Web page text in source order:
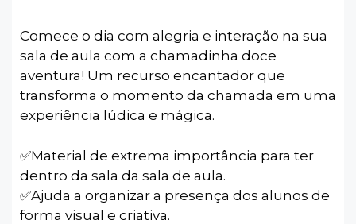
Comece o dia com alegria e interação na sua
sala de aula com a chamadinha doce
aventura! Um recurso encantador que
transforma o momento da chamada em uma
experiência lúdica e mágica.
✅️Material de extrema importância para ter
dentro da sala da sala de aula.
✅️Ajuda a organizar a presença dos alunos de
forma visual e criativa.